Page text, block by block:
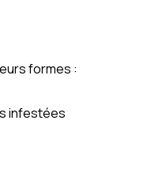
formes :
infestées